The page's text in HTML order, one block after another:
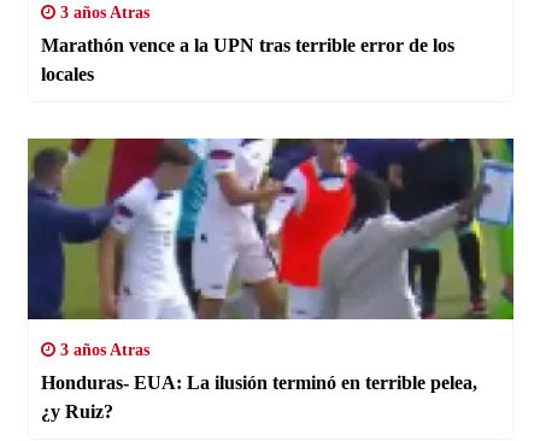
3 años Atras
Marathón vence a la UPN tras terrible error de los
locales
3 años Atras
Honduras- EUA: La ilusión terminó en terrible pelea,
¿y Ruiz?